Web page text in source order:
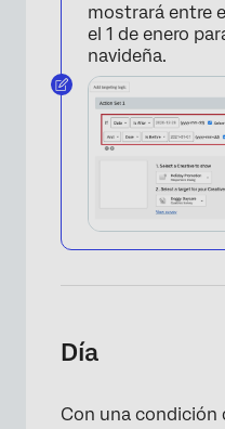
mostrará entre
el 1 de enero
navideña.
Día
Con una condición